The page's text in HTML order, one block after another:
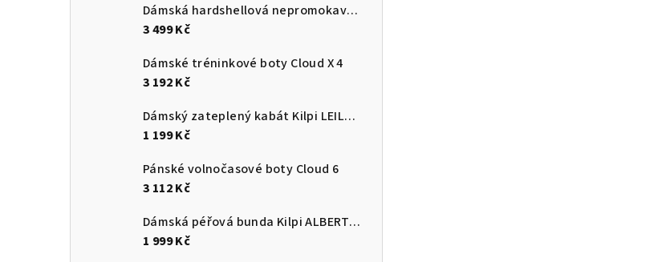
Dámská hardshellová nepromokavá bunda Kilpi MAMBA-W
3 499 Kč
Dámské tréninkové boty Cloud X 4
3 192 Kč
Dámský zateplený kabát Kilpi LEILA-W
1 199 Kč
Pánské volnočasové boty Cloud 6
3 112 Kč
Dámská péřová bunda Kilpi ALBERTA-W
1 999 Kč